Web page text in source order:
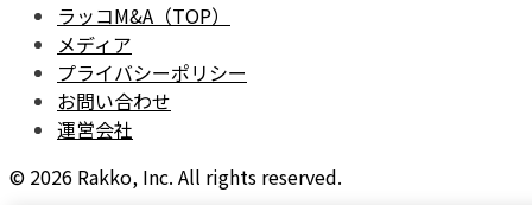
ラッコM&A（TOP）
メディア
プライバシーポリシー
お問い合わせ
運営会社
© 2026 Rakko, Inc. All rights reserved.